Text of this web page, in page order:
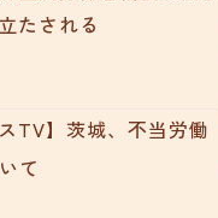
たされる